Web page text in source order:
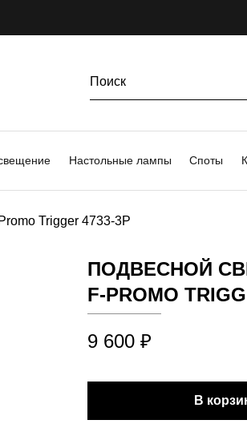
Настольные лампы Споты
Trigger 4733-3P
ПОДВЕСНОЙ
F-PROMO
9 600 ₽
В